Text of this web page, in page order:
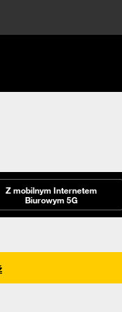
Z mobilnym Internetem
Biurowym 5G